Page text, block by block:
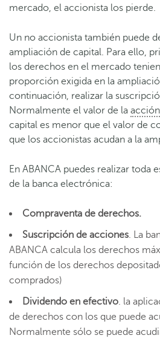
mercado, el accionista los pierde.
Un no accionista también puede
ampliación de capital. Para ello,
los derechos en el mercado
proporción exigida en la
continuación, realizar la
Normalmente el valor de la acción
capital es menor que el valor de
que los accionistas acudan a la
En ABANCA puedes realizar toda
de la banca electrónica:
Compraventa de derechos.
Suscripción de acciones. La
ABANCA calcula los derechos
función de los derechos
comprados)
Dividendo en efectivo. la
de derechos con los que puede
Normalmente sólo se puede